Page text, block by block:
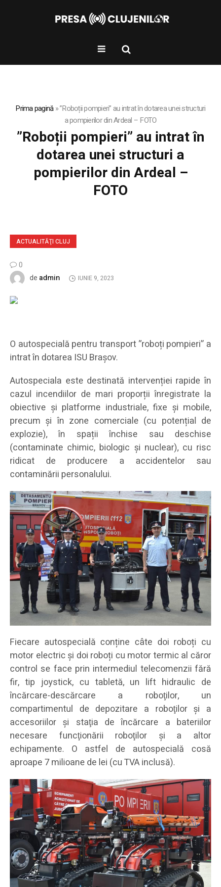
Prima pagină»”Roboții pompieri” au intrat în dotarea unei structuri
a pompierilor din Ardeal – FOTO
”Roboții pompieri” au intrat în
dotarea unei structuri a
pompierilor din Ardeal –
FOTO
ACTUALITĂŢI CLUJ
0
de admin IUNIE 9, 2023
O autospecială pentru transport ”roboți pompieri” a
intrat în dotarea ISU Brașov.
Autospeciala este destinată intervenției rapide în
cazul incendiilor de mari proporții înregistrate la
obiective și platforme industriale, fixe și mobile,
precum și în zone comerciale (cu potențial de
explozie), în spații închise sau deschise
(contaminate chimic, biologic și nuclear), cu risc
ridicat de producere a accidentelor sau
contaminării personalului.
Fiecare autospecială conține câte doi roboți cu
motor electric și doi roboți cu motor termic al căror
control se face prin intermediul telecomenzii fără
fir, tip joystick, cu tabletă, un lift hidraulic de
încărcare-descărcare a roboţilor, un
compartimentul de depozitare a roboţilor şi a
accesoriilor și staţia de încărcare a bateriilor
necesare funcţionării roboţilor şi a altor
echipamente. O astfel de autospecială cosă
aproape 7 milioane de lei (cu TVA inclusă).